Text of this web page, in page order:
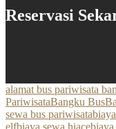
Reservasi
alamat bus pariwisata
PariwisataBangku Bus
sewa bus pariwisata